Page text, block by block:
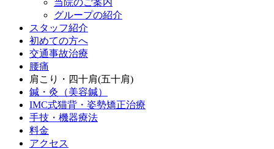
当院のご案内
グループの紹介
スタッフ紹介
初めての方へ
交通事故治療
腰痛
肩こり・四十肩(五十肩)
鍼・灸（美容鍼）
IMC式猫背・姿勢矯正治療
手技・機器療法
料金
アクセス